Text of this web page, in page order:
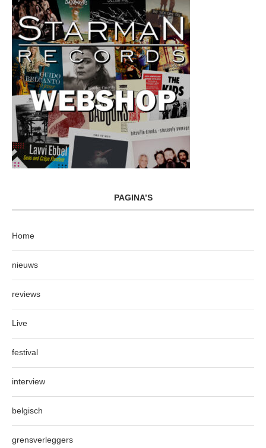
PAGINA’S
Home
nieuws
reviews
Live
festival
interview
belgisch
grensverleggers